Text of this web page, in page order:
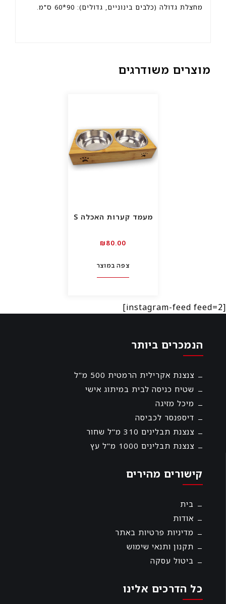
מחצלת גדולה (כלבים בינוניים, גדולים): 90*60 ס"מ.
מוצרים משודרגים
מעמד קערות האכלה S
₪80.00
צפה במוצר
[instagram-feed feed=2]
הנמכרים ביותר
צנצנת אקרילית הרמטית 500 מ"ל
שטיח כניסה לבית במיתוג אישי
מיכל מזיגה
דיספנסר לכביסה
צנצנת תבלינים 310 מ"ל שחור
צנצנת תבלינים 1000 מ"ל עץ
קישורים מהירים
בית
אודות
מדיניות פרטיות באתר
תקנון ותנאי שימוש
ביטול עסקה
כל הדרכים אלינו